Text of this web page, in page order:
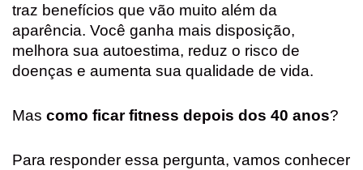
traz benefícios que vão muito além da
aparência. Você ganha mais disposição,
melhora sua autoestima, reduz o risco de
doenças e aumenta sua qualidade de vida.
Mas como ficar fitness depois dos 40 anos?
Para responder essa pergunta, vamos conhecer